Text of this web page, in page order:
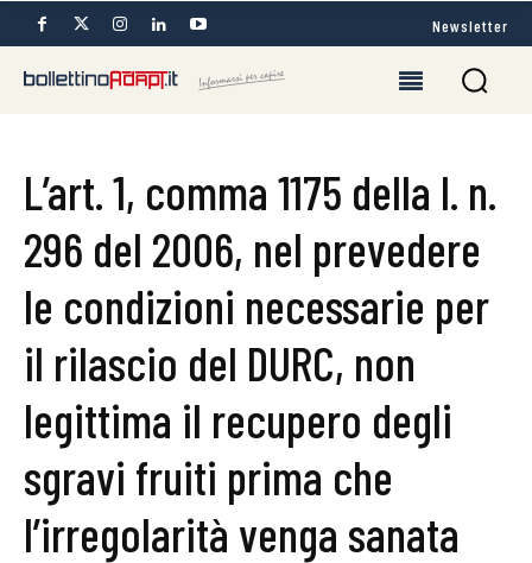
Newsletter
L’art. 1, comma 1175 della l. n.
296 del 2006, nel prevedere
le condizioni necessarie per
il rilascio del DURC, non
legittima il recupero degli
sgravi fruiti prima che
l’irregolarità venga sanata